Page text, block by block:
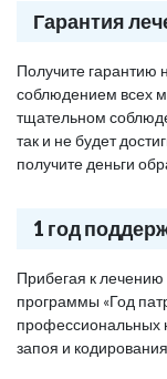
Гарантия
Получите гарантию
соблюдением всех
тщательном
так и не будет
получите деньги
1 год
Прибегая к лечению
программы «Год
профессиональных
запоя и